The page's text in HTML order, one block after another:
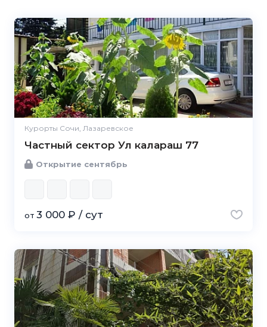
Курорты Сочи, Лазаревское
Частный сектор Ул калараш 77
Открытие сентябрь
от 3 000 ₽ / сут